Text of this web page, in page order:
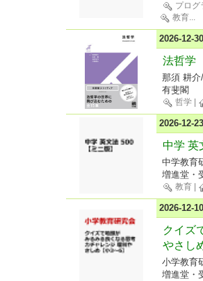
プログ
教育...
2026-12-
法哲学
那須 耕
有斐閣
哲学
2026-12-
中学 英
中学教育
増進堂・
教育
2026-12-
クイズ
やさし
小学教育
増進堂・